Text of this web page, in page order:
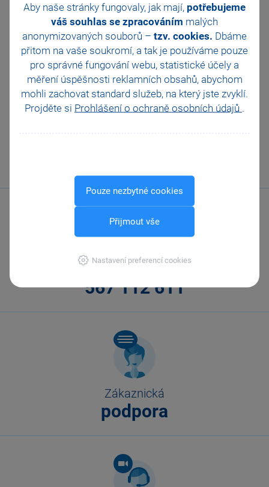
Aby naše stránky fungovaly, jak mají, potřebujeme
váš souhlas se zpracováním malých
anonymizovaných souborů – tzv. cookies. Dbáme
přitom na vaše soukromí, a tak je používáme pouze
pro správné fungování webu, statistické účely a
měření úspěšnosti reklamních obsahů, abychom
mohli zachovat standard služeb, na který jste zvyklí.
Projděte si Prohlášení o ochraně osobních údajů .
Pouze nezbytné cookies
Přijmout vše
Nastavení preferencí cookies
Jak hromadně přiřadit kategorie internetových
obchodů k více zásobám?
Zavolejte nám
567 112 611
Zákaznická
podpora